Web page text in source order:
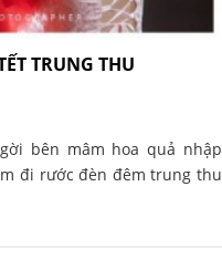
TRUNG THU
bên mâm hoa quả nhập
đi rước đèn đêm trung thu